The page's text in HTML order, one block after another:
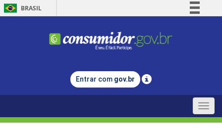
BRASIL
Comunica BR
Legislação
Entrar com gov.br
Toggle